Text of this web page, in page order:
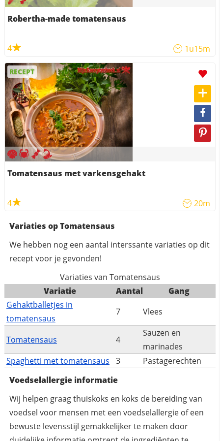
Robertha-made tomatensaus
4 1u15m
RECEPT
Tomatensaus met varkensgehakt
4 20m
Variaties op Tomatensaus
We hebben nog een aantal interssante variaties op dit
recept voor je gevonden!
Variaties van Tomatensaus
Variatie
Aantal
Gang
Gehaktballetjes in
tomatensaus
7 Vlees
Tomatensaus 4
Sauzen en
marinades
Spaghetti met tomatensaus
3
Pastagerechten
Voedselallergie informatie
Wij helpen graag thuiskoks en koks de bereiding van
voedsel voor mensen met een voedselallergie of een
bewuste levensstijl gemakkelijker te maken door